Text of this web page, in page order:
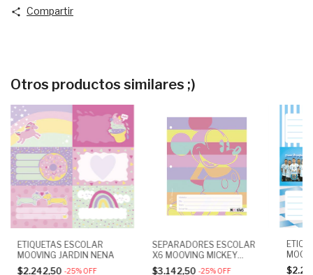
Compartir
Otros productos similares ;)
ETIQUETAS ESCOLAR
MOOVING JARDIN NENA
$2.242,50 -25%OFF
SEPARADORES ESCOLAR
X6 MOOVING MICKEY
MOUSE
$3.142,50 -25%OFF